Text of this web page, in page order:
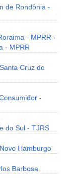
de Rondônia -
- MPRR -
- MPRR
Cruz do
-
do Sul - TJRS
Hamburgo
Barbosa